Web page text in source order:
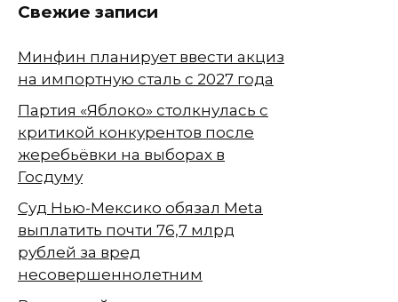
Свежие записи
Минфин планирует ввести акциз
на импортную сталь с 2027 года
Партия «Яблоко» столкнулась с
критикой конкурентов после
жеребьёвки на выборах в
Госдуму
Суд Нью-Мексико обязал Meta
выплатить почти 76,7 млрд
рублей за вред
несовершеннолетним